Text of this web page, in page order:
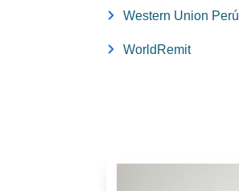
Western Union Perú
WorldRemit